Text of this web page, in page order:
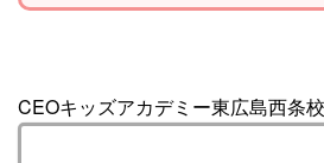
CEOキッズアカデミー東広島西条